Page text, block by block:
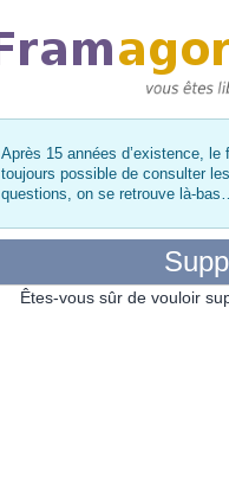
Après 15 années d’existence,
toujours possible de consulter
questions, on se retrouve là-
Êtes-vous sûr de vouloir